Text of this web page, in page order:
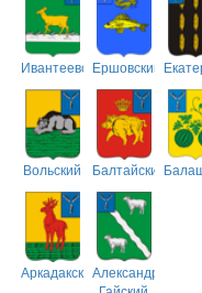
ИвантеевскийЕршовский
Вольский Балтайский
АркадакскийАлександрово-